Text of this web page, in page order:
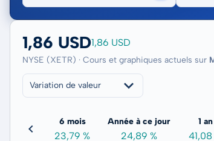
1,86 USD1,86 USD
NYSE (XETR) · Cours et graphiques actuels sur
Variation de valeur
6 mois
23,79 %
Année à ce jour
24,89 %
1 an
41,08